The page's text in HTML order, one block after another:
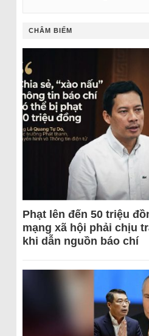
CHÂM BIẾM
Phạt lên đến 50 triệu
mạng xã hội phải chịu
khi dẫn nguồn báo chí